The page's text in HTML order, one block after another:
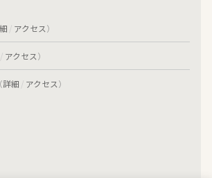
/ アクセス）
/ アクセス）
（詳細 / アクセス）